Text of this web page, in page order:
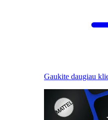
Gaukite daugiau